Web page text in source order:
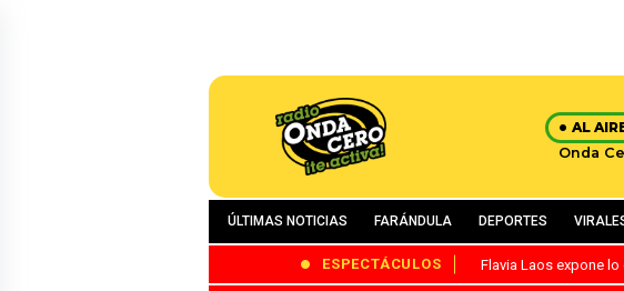
AL
Onda
ÚLTIMAS NOTICIAS FARÁNDULA DEPORTES
ESPECTÁCULOS Flavia Laos expone lo